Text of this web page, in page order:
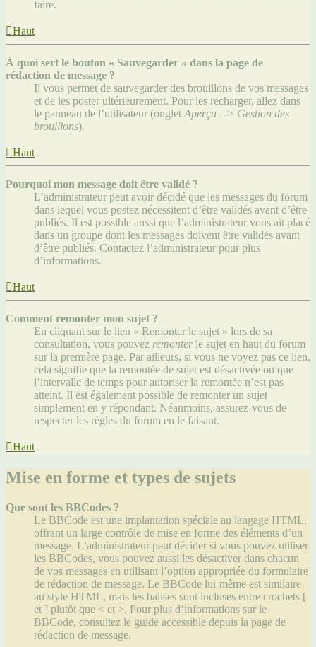
faire.
Haut
À quoi sert le bouton « Sauvegarder » dans la page de
rédaction de message ?
Il vous permet de sauvegarder des brouillons de vos messages
et de les poster ultérieurement. Pour les recharger, allez dans
le panneau de l’utilisateur (onglet Aperçu --> Gestion des
brouillons).
Haut
Pourquoi mon message doit être validé ?
L’administrateur peut avoir décidé que les messages du forum
dans lequel vous postez nécessitent d’être validés avant d’être
publiés. Il est possible aussi que l’administrateur vous ait placé
dans un groupe dont les messages doivent être validés avant
d’être publiés. Contactez l’administrateur pour plus
d’informations.
Haut
Comment remonter mon sujet ?
En cliquant sur le lien « Remonter le sujet » lors de sa
consultation, vous pouvez remonter le sujet en haut du forum
sur la première page. Par ailleurs, si vous ne voyez pas ce lien,
cela signifie que la remontée de sujet est désactivée ou que
l’intervalle de temps pour autoriser la remontée n’est pas
atteint. Il est également possible de remonter un sujet
simplement en y répondant. Néanmoins, assurez-vous de
respecter les règles du forum en le faisant.
Haut
Mise en forme et types de sujets
Que sont les BBCodes ?
Le BBCode est une implantation spéciale au langage HTML,
offrant un large contrôle de mise en forme des éléments d’un
message. L’administrateur peut décider si vous pouvez utiliser
les BBCodes, vous pouvez aussi les désactiver dans chacun
de vos messages en utilisant l’option appropriée du formulaire
de rédaction de message. Le BBCode lui-même est similaire
au style HTML, mais les balises sont incluses entre crochets [
et ] plutôt que < et >. Pour plus d’informations sur le
BBCode, consultez le guide accessible depuis la page de
rédaction de message.